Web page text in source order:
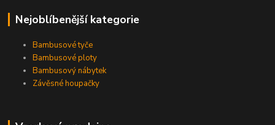
Nejoblíbenější kategorie
Bambusové tyče
Bambusové ploty
Bambusový nábytek
Závěsné houpačky